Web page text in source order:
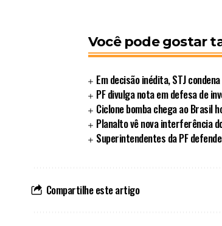
Você pode gostar
Em decisão inédita, STJ
PF divulga nota em defesa de
Ciclone bomba chega ao Brasil
Planalto vê nova interferência
Superintendentes da PF
Compartilhe este artigo